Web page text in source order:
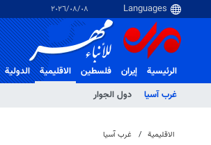
٠٨‏/٠٨‏/٢٠٢٦
الرئيسية إيران فلسطین
الاقلیمیة
غرب آسیا
دول الجوار
الدولية
الاقلیمیة غرب آسیا